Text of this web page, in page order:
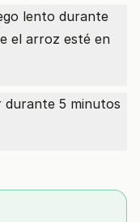
lento durante
el arroz esté en
durante 5 minutos